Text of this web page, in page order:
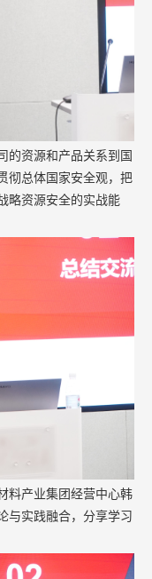
的资源和产品关系到国
彻总体国家安全观，把
略资源安全的实战能
料产业集团经营中心韩
与实践融合，分享学习